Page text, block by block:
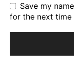
Save my
for the next time